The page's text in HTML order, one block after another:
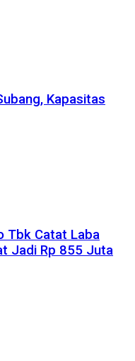
Kapasitas
Tbk Catat Laba
Jadi Rp 855 Juta